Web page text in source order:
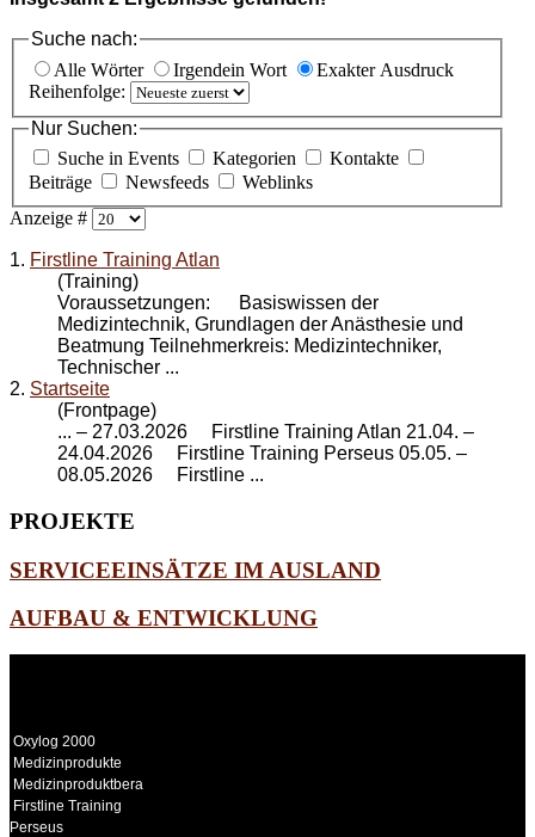
Suche nach:
Alle Wörter
Irgendein Wort
Exakter Ausdruck
Reihenfolge:
Nur Suchen:
Suche in Events
Kategorien
Kontakte
Beiträge
Newsfeeds
Weblinks
Anzeige #
1. Firstline Training Atlan
(Training)
Voraussetzungen: Basiswissen der
Medizintechnik, Grundlagen der Anästhesie und
Beatmung Teilnehmerkreis: Medizintechniker,
Technischer ...
2. Startseite
(Frontpage)
... – 27.03.2026
Firstline Training Atlan 21.04. –
24.04.2026 Firstline Training Perseus 05.05. –
08.05.2026 Firstline ...
PROJEKTE
SERVICEEINSÄTZE IM AUSLAND
AUFBAU & ENTWICKLUNG
Oxylog 2000
Medizinprodukte
Medizinproduktberater
Firstline Training
Perseus